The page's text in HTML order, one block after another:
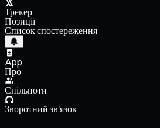
Трекер
Позиції
Список спостереження
App
Про
Спільноти
Зворотний зв'язок